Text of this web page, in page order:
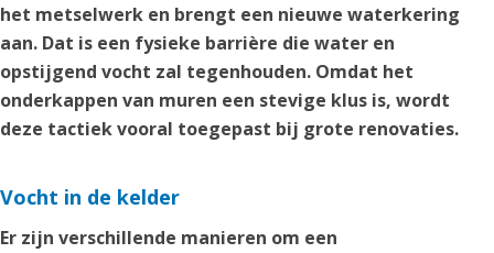
het metselwerk en brengt een nieuwe waterkering
aan. Dat is een fysieke barrière die water en
opstijgend vocht zal tegenhouden. Omdat het
onderkappen van muren een stevige klus is, wordt
deze tactiek vooral toegepast bij grote renovaties.
Vocht in de kelder
Er zijn verschillende manieren om een